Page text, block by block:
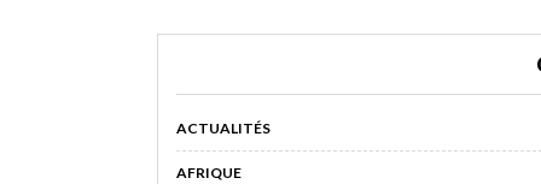
ACTUALITÉS
AFRIQUE